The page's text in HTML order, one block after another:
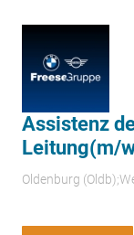
Assistenz
Leitung(m/
Oldenburg